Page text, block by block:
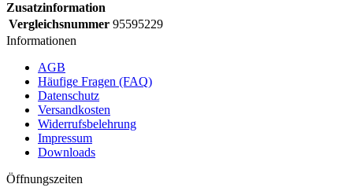
Zusatzinformation
Vergleichsnummer 95595229
Informationen
AGB
Häufige Fragen (FAQ)
Datenschutz
Versandkosten
Widerrufsbelehrung
Impressum
Downloads
Öffnungszeiten